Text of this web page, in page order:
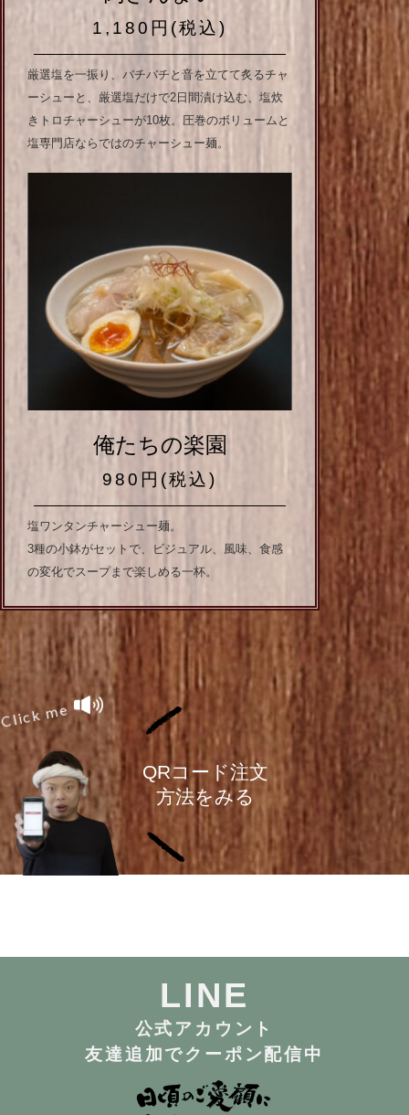
俺たちの楽園
980円(税込)
塩ワンタンチャーシュー麺。
3種の小鉢がセットで、ビジュアル、風味、食感
の変化でスープまで楽しめる一杯。
1,180円(税込)
厳選塩を一振り、バチバチと音を立てて炙るチャ
ーシューと、厳選塩だけで2日間漬け込む、塩炊
きトロチャーシューが10枚。圧巻のボリュームと
塩専門店ならではのチャーシュー麺。
Click me
QRコード注文
方法をみる
LINE
公式アカウント
友達追加でクーポン配信中